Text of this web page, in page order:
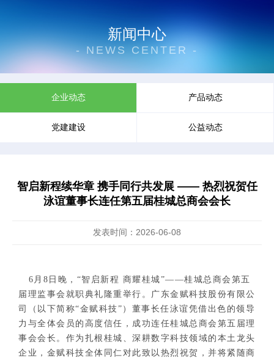
新闻中心
- NEWS CENTER -
企业动态 产品动态
党建建设 公益动态
智启新程续华章 携手同行共发展 —— 热烈祝贺任
泳谊董事长连任第五届桂城总商会会长
发表时间：2026-06-08
6月8日晚，“智启新程 商耀桂城”——桂城总商会第五
届理监事会就职典礼隆重举行。广东金赋科技股份有限公
司（以下简称“金赋科技”）董事长任泳谊凭借出色的领导
力与全体会员的高度信任，成功连任桂城总商会第五届理
事会会长。作为扎根桂城、深耕数字科技领域的本土龙头
企业，金赋科技全体同仁对此致以热烈祝贺，并将紧随商